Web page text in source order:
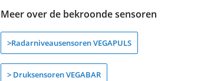
Meer over de bekroondesensoren
>Radarniveausensoren VEGAPULS
> Druksensoren VEGABAR